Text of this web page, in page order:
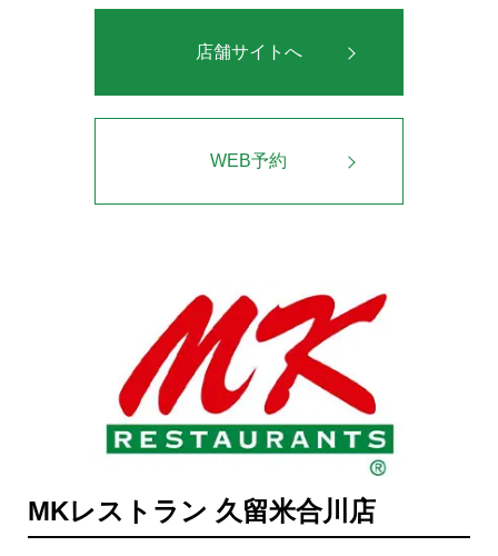
店舗サイトへ
WEB予約
MKレストラン 久留米合川店